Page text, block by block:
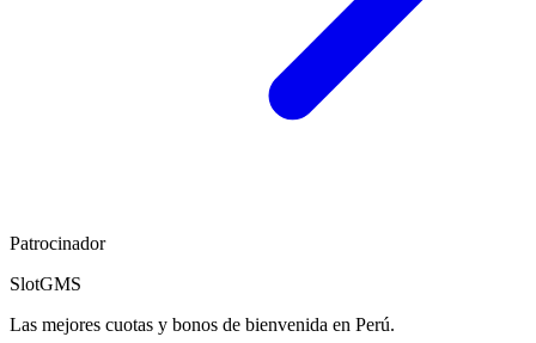
Patrocinador
SlotGMS
Las mejores cuotas y bonos de bienvenida en Perú.